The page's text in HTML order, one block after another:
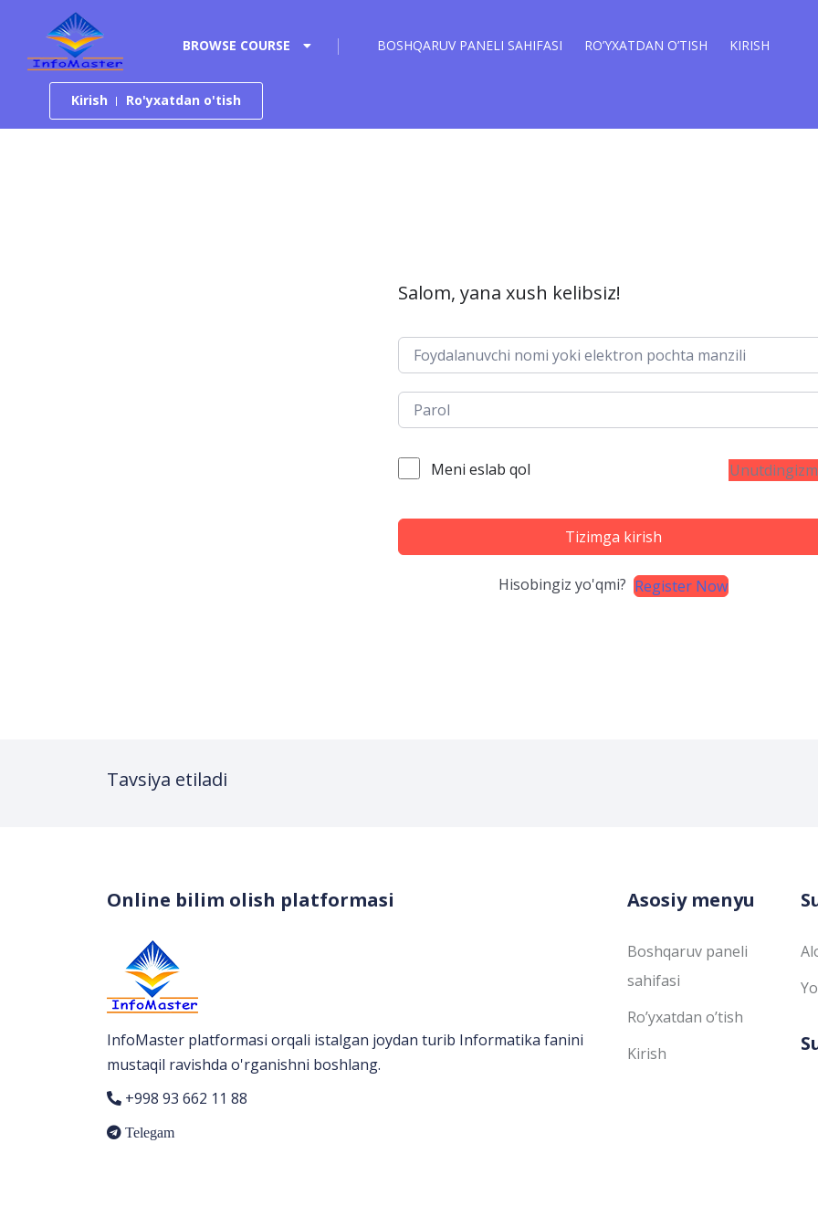
Tarkibga o‘tish
BROWSE COURSE BOSHQARUV PANELI SAHIFASI RO’YXATDAN O’TISH KIRISH
Kirish Ro'yxatdan o'tish
Salom, yana xush kelibsiz!
Meni eslab qol
Tizimga kirish
Hisobingiz yo'qmi? Register Now
Tavsiya etiladi
Online bilim olish platformasi
InfoMaster platformasi orqali istalgan joydan turib Informatika fanini
mustaqil ravishda o'rganishni boshlang.
+998 93 662 11 88
Telegam
Asosiy menyu
Boshqaruv paneli
sahifasi
Ro’yxatdan o’tish
Kirish